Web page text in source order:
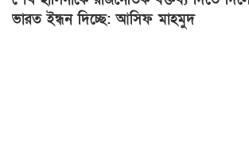
ভারত ইন্ধন দিচ্ছে: আসিফ মাহমুদ